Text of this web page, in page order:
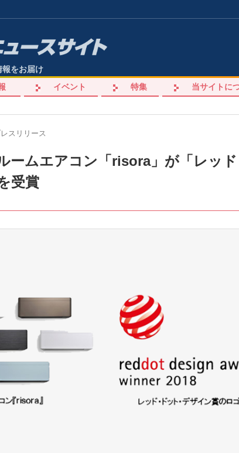
報をお届け
イベント 特集 当サイトに
スリリース
ームエアコン「risora」が「レッ
受賞